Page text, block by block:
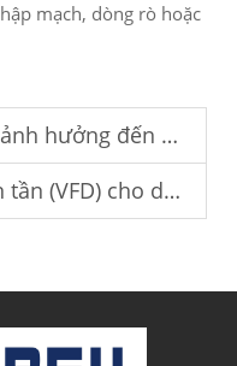
mạch, dòng rò hoặc
hành của bộ biến tần (VFD)?
chuyền sản xuất trong nhà máy.